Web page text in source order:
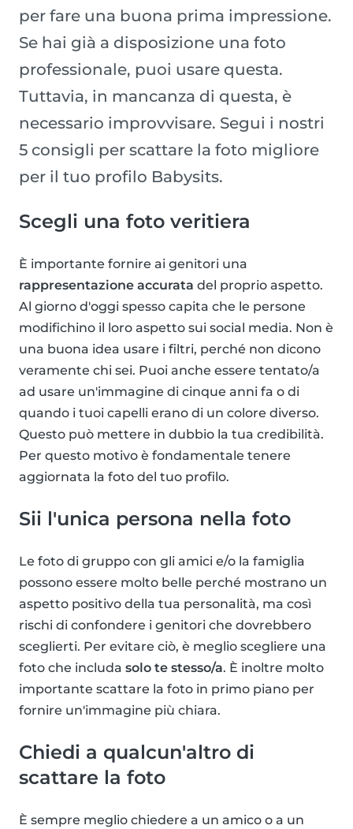
per fare una buona prima impressione.
Se hai già a disposizione una foto
professionale, puoi usare questa.
Tuttavia, in mancanza di questa, è
necessario improvvisare. Segui i nostri
5 consigli per scattare la foto migliore
per il tuo profilo Babysits.
Scegli una foto veritiera
È importante fornire ai genitori una
rappresentazione accurata del proprio aspetto.
Al giorno d'oggi spesso capita che le persone
modifichino il loro aspetto sui social media. Non è
una buona idea usare i filtri, perché non dicono
veramente chi sei. Puoi anche essere tentato/a
ad usare un'immagine di cinque anni fa o di
quando i tuoi capelli erano di un colore diverso.
Questo può mettere in dubbio la tua credibilità.
Per questo motivo è fondamentale tenere
aggiornata la foto del tuo profilo.
Sii l'unica persona nella foto
Le foto di gruppo con gli amici e/o la famiglia
possono essere molto belle perché mostrano un
aspetto positivo della tua personalità, ma così
rischi di confondere i genitori che dovrebbero
sceglierti. Per evitare ciò, è meglio scegliere una
foto che includa solo te stesso/a. È inoltre molto
importante scattare la foto in primo piano per
fornire un'immagine più chiara.
Chiedi a qualcun'altro di
scattare la foto
È sempre meglio chiedere a un amico o a un